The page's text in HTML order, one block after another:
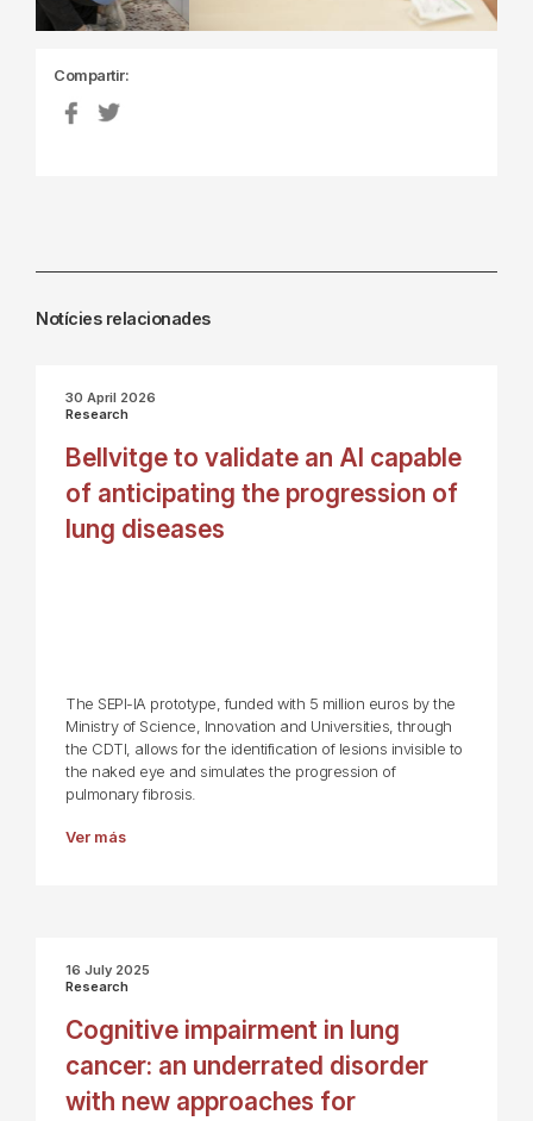
Compartir:
Notícies relacionades
30 April 2026
Research
Bellvitge to validate an AI capable
of anticipating the progression of
lung diseases
The SEPI-IA prototype, funded with 5 million euros by the
Ministry of Science, Innovation and Universities, through
the CDTI, allows for the identification of lesions invisible to
the naked eye and simulates the progression of
pulmonary fibrosis.
Ver más
16 July 2025
Research
Cognitive impairment in lung
cancer: an underrated disorder
with new approaches for